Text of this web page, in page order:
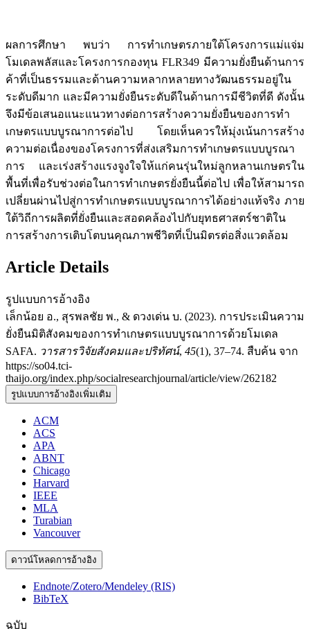
ผลการศึกษา พบว่า การทำเกษตรภายใต้โครงการแม่แจ่ม
โมเดลพลัสและโครงการกองทุน FLR349 มีความยั่งยืนด้านการ
ค้าที่เป็นธรรมและด้านความหลากหลายทางวัฒนธรรมอยู่ใน
ระดับดีมาก และมีความยั่งยืนระดับดีในด้านการมีชีวิตที่ดี ดังนั้น
จึงมีข้อเสนอแนะแนวทางต่อการสร้างความยั่งยืนของการทำ
เกษตรแบบบูรณาการต่อไป โดยเห็นควรให้มุ่งเน้นการสร้าง
ความต่อเนื่องของโครงการที่ส่งเสริมการทำเกษตรแบบบูรณา
การ และเร่งสร้างแรงจูงใจให้แก่คนรุ่นใหม่ลูกหลานเกษตรใน
พื้นที่เพื่อรับช่วงต่อในการทำเกษตรยั่งยืนนี้ต่อไป เพื่อให้สามารถ
เปลี่ยนผ่านไปสู่การทำเกษตรแบบบูรณาการได้อย่างแท้จริง ภาย
ใต้วิถีการผลิตที่ยั่งยืนและสอดคล้องไปกับยุทธศาสตร์ชาติใน
การสร้างการเติบโตบนคุณภาพชีวิตที่เป็นมิตรต่อสิ่งแวดล้อม
Article Details
รูปแบบการอ้างอิง
เล็กน้อย อ., สุรพลชัย พ., & ดวงเด่น บ. (2023). การประเมินความ
ยั่งยืนมิติสังคมของการทำเกษตรแบบบูรณาการด้วยโมเดล
SAFA. วารสารวิจัยสังคมและปริทัศน์, 45(1), 37–74. สืบค้น จาก
https://so04.tci-
thaijo.org/index.php/socialresearchjournal/article/view/262182
รูปแบบการอ้างอิงเพิ่มเติม
ACM
ACS
APA
ABNT
Chicago
Harvard
IEEE
MLA
Turabian
Vancouver
ดาวน์โหลดการอ้างอิง
Endnote/Zotero/Mendeley (RIS)
BibTeX
ฉบับ